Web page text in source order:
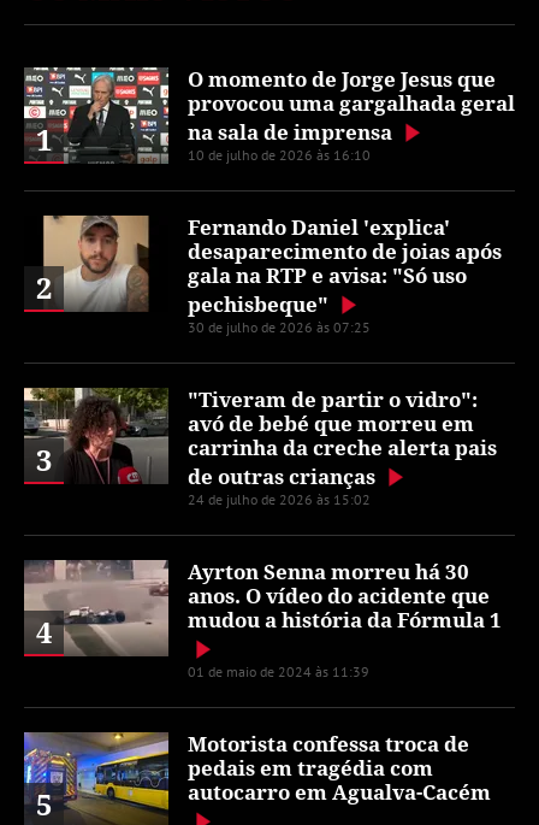
1
O momento de Jorge Jesus que
provocou uma gargalhada geral
na sala de imprensa
10 de julho de 2026 às 16:10
2
Fernando Daniel 'explica'
desaparecimento de joias após
gala na RTP e avisa: "Só uso
pechisbeque"
30 de julho de 2026 às 07:25
3
"Tiveram de partir o vidro":
avó de bebé que morreu em
carrinha da creche alerta pais
de outras crianças
24 de julho de 2026 às 15:02
4
Ayrton Senna morreu há 30
anos. O vídeo do acidente que
mudou a história da Fórmula 1
01 de maio de 2024 às 11:39
5
Motorista confessa troca de
pedais em tragédia com
autocarro em Agualva-Cacém